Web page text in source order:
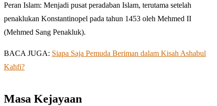
Peran Islam: Menjadi pusat peradaban Islam, terutama setelah
penaklukan Konstantinopel pada tahun 1453 oleh Mehmed II
(Mehmed Sang Penakluk).
BACA JUGA: Siapa Saja Pemuda Beriman dalam Kisah Ashabul
Kahfi?
Masa Kejayaan